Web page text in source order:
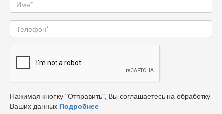
Нажимая кнопку "Отправить", Вы соглашаетесь на обработку
Ваших данных Подробнее